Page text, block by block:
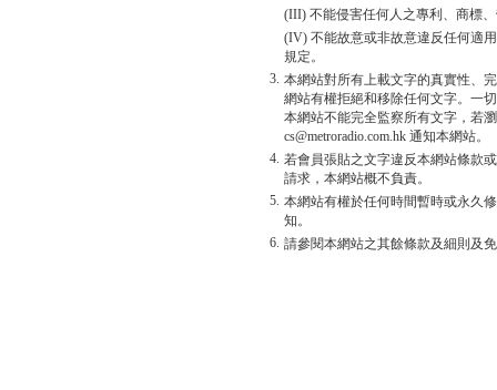
(III) 不能侵害任何人之專利、商標
(IV) 不能故意或非故意違反任何適
規定。
3. 本網站對所有上載文字的真實性、
網站有權拒絕和移除任何文字。一
本網站不能完全監察所有文字，若
cs@metroradio.com.hk 通知本網站。
4. 若會員張貼之文字違反本網站條款
請求，本網站概不負責。
5. 本網站有權於任何時間暫時或永久
知。
6. 請參閱本網站之其餘條款及細則及